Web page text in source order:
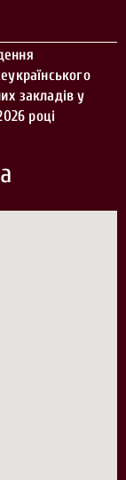
закладів у
році